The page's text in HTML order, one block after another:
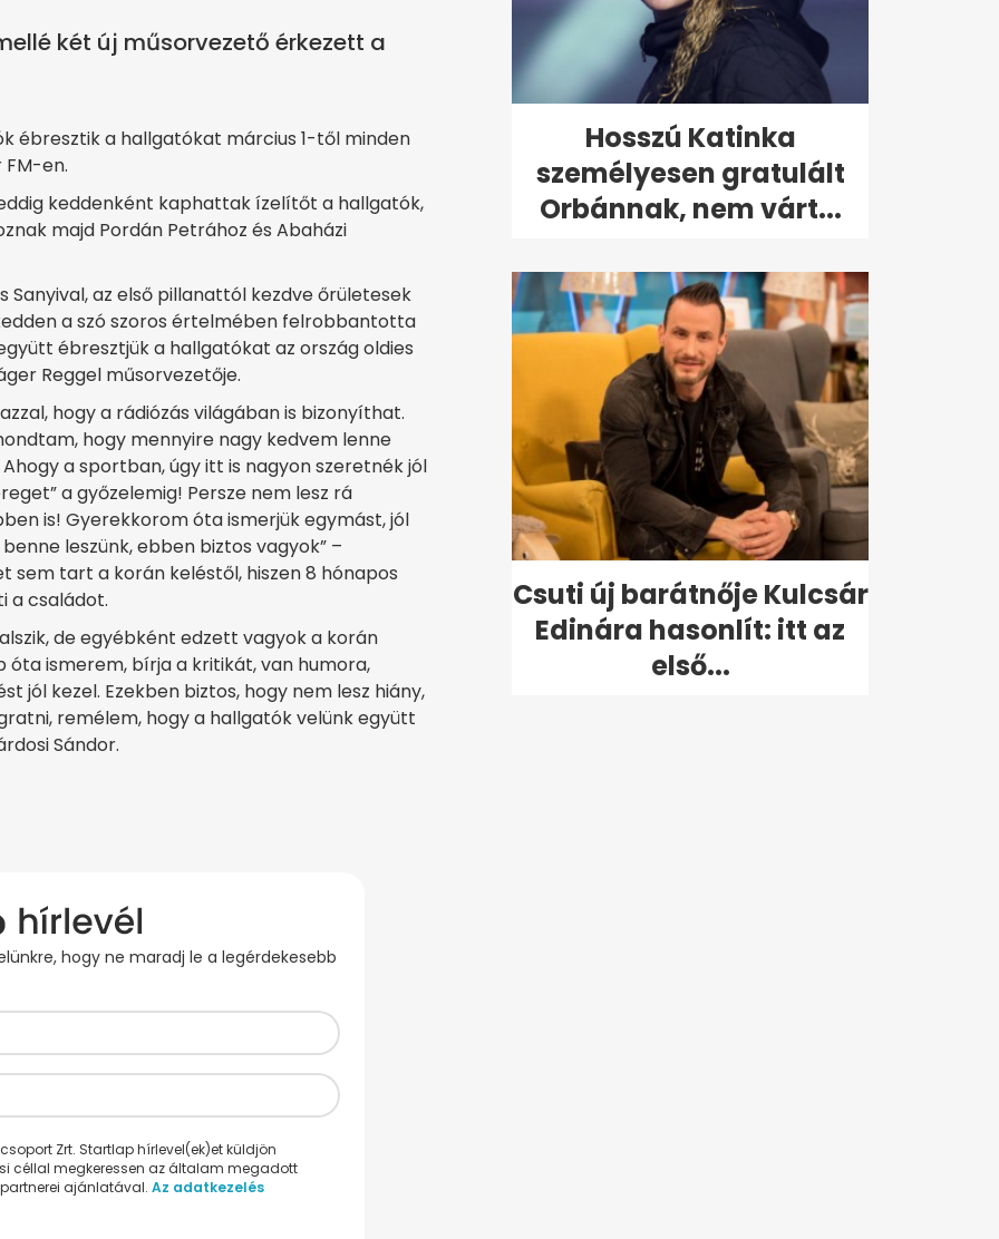
két új műsorvezető érkezett a
ébresztik a hallgatókat március 1-től minden
FM-en.
keddenként kaphattak ízelítőt a hallgatók,
majd Pordán Petrához és Abaházi
Sanyival, az első pillanattól kezdve őrületesek
a szó szoros értelmében felrobbantotta
ébresztjük a hallgatókat az ország oldies
Reggel műsorvezetője.
hogy a rádiózás világában is bizonyíthat.
hogy mennyire nagy kedvem lenne
a sportban, úgy itt is nagyon szeretnék jól
a győzelemig! Persze nem lesz rá
is! Gyerekkorom óta ismerjük egymást, jól
leszünk, ebben biztos vagyok” –
sem tart a korán keléstől, hiszen 8 hónapos
a családot.
de egyébként edzett vagyok a korán
ismerem, bírja a kritikát, van humora,
jól kezel. Ezekben biztos, hogy nem lesz hiány,
remélem, hogy a hallgatók velünk együtt
Sándor.
hogy ne maradj le a legérdekesebb
Zrt. Startlap hírlevel(ek)et küldjön
céllal megkeressen az általam megadott
ajánlatával. Az adatkezelés
Hosszú Katinka
személyesen gratulált
Orbánnak, nem várt...
Csuti új barátnője Kulcsár
Edinára hasonlít: itt az
első...